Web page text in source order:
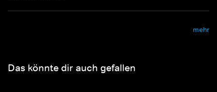
mehr
Das könnte dir auch gefallen